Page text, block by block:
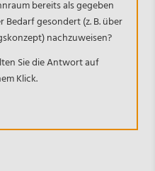
bereits als gegeben
Bedarf gesondert (z. B. über
nachzuweisen?
Sie die Antwort auf
Klick.